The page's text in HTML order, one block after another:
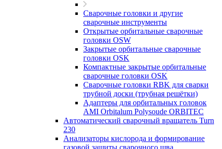
Сварочные головки и другие
сварочные инструменты
Открытые орбитальные сварочные
головки OSW
Закрытые орбитальные сварочные
головки OSK
Компактные закрытые орбитальные
сварочные головки OSK
Сварочные головки RBK для сварки
трубной доски (трубная решётки)
Адаптеры для орбитальных головок
AMI Orbitalum Polysoude ORBITEC
Автоматический сварочный вращатель Turn
230
Анализаторы кислорода и формирование
газовой защиты сварочного шва